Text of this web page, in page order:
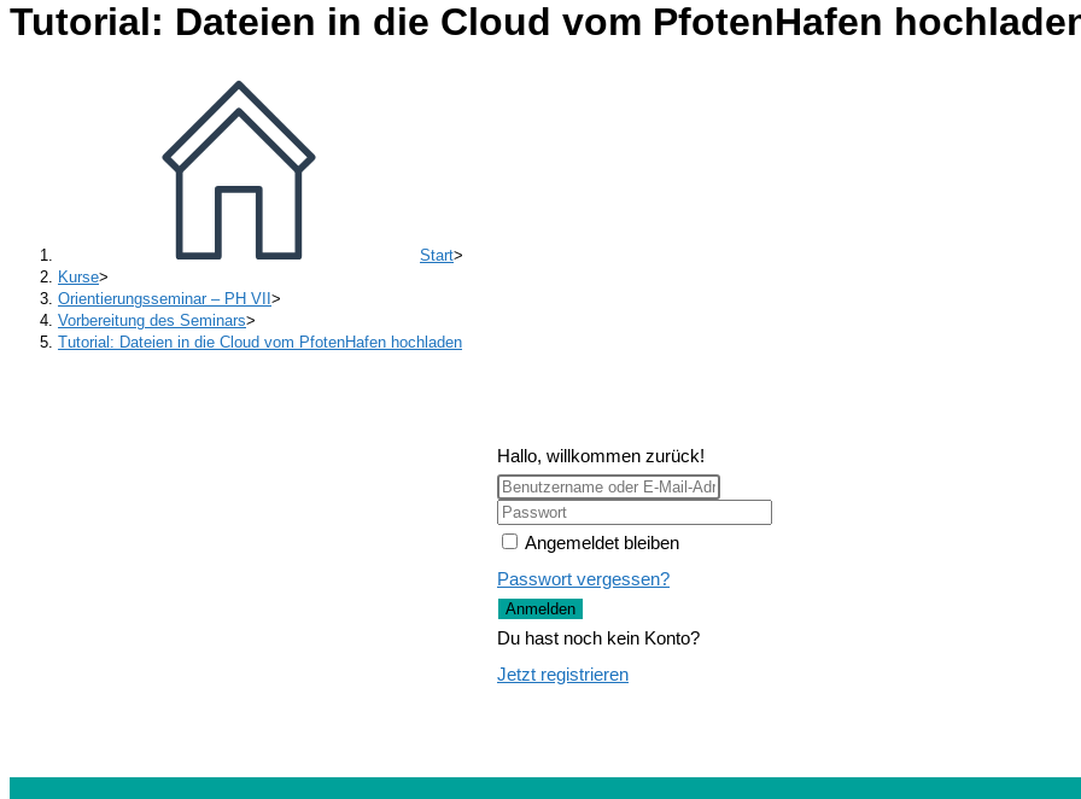
Tutorial: Dateien in die Cloud vom PfotenHafen
Start>
Kurse>
Orientierungsseminar – PH VII >
Vorbereitung des Seminars>
Tutorial: Dateien in die Cloud vom PfotenHafen hochladen
Hallo, willkommen zurück!
Angemeldet bleiben
Passwort vergessen?
Anmelden
Du hast noch kein Konto?
Jetzt registrieren